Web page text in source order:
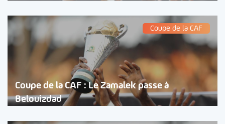
Coupe de la CAF
Coupe de la CAF : Le Zamalek passe à
Belouizdad